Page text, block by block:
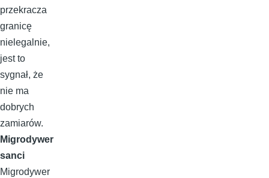
przekracza
granicę
nielegalnie,
jest to
sygnał, że
nie ma
dobrych
zamiarów.
Migrodywer
sanci
Migrodywer